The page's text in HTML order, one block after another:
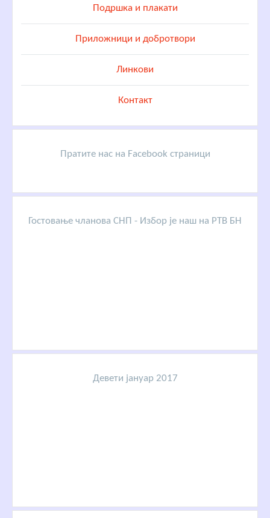
Подршка и плакати
Приложници и добротвори
Линкови
Контакт
Пратите нас на Facebook страници
Гостовање чланова СНП - Избор је наш на РТВ БН
Девети јануар 2017